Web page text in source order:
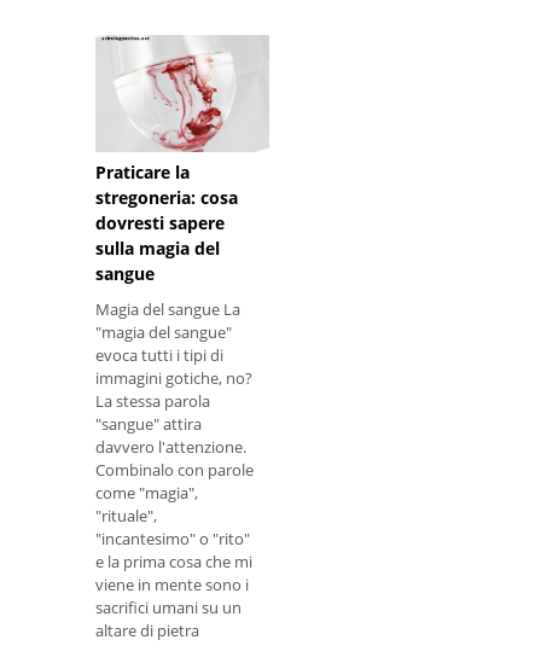
Praticare la
stregoneria: cosa
dovresti sapere
sulla magia del
sangue
Magia del sangue La
"magia del sangue"
evoca tutti i tipi di
immagini gotiche, no?
La stessa parola
"sangue" attira
davvero l'attenzione.
Combinalo con parole
come "magia",
"rituale",
"incantesimo" o "rito"
e la prima cosa che mi
viene in mente sono i
sacrifici umani su un
altare di pietra